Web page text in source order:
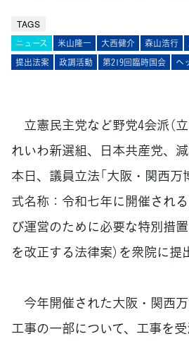
TAGS
ニュース 米山隆一 大西健介 森山浩行
提出法案
政調活動 第219回臨時国会 ヘ
立憲民主党など野党4会派（
れいわ新選組、日本共産党、減
本日、議員立法「大阪・関西万
式名称：令和七年に開催され
び運営のために必要な特別措
を改正する法律案）を衆院に提
今年開催された大阪・関西
工事の一部について、工事を